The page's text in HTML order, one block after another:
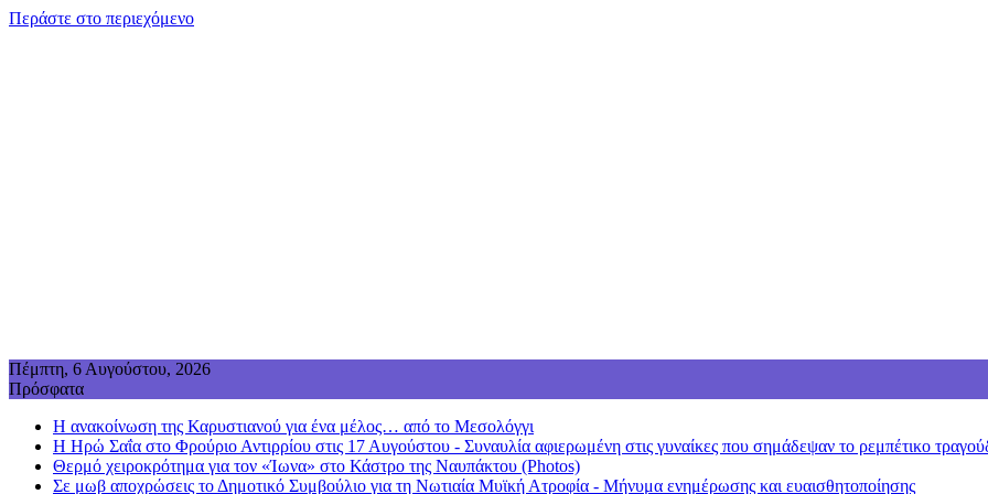
Περάστε στο περιεχόμενο
Πέμπτη, 6 Αυγούστου, 2026
Πρόσφατα
Η ανακοίνωση της Καρυστιανού για ένα μέλος… από το Μεσολόγγι
Η Ηρώ Σαΐα στο Φρούριο Αντιρρίου στις 17 Αυγούστου - Συναυλία αφιερωμένη στις γυναίκες που σημάδεψαν το ρεμπέτικο
Θερμό χειροκρότημα για τον «Ίωνα» στο Κάστρο της Ναυπάκτου (Photos)
Σε μωβ αποχρώσεις το Δημοτικό Συμβούλιο για τη Νωτιαία Μυϊκή Ατροφία - Μήνυμα ενημέρωσης και ευαισθητοποίησης